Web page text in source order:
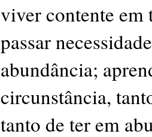
viver contente em
passar
abundância;
circunstância,
tanto de ter em